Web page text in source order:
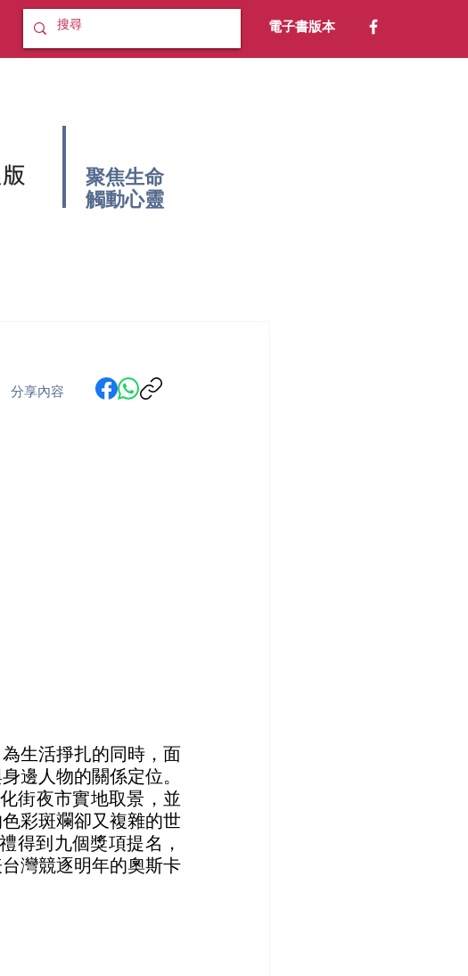
電子書版本
聚焦生命
​觸動心靈
生活掙扎的同時，面
邊人物的關係定位。
街夜市實地取景，並
彩斑斕卻又複雜的世
得到九個獎項提名，
灣競逐明年的奧斯卡
分享內容